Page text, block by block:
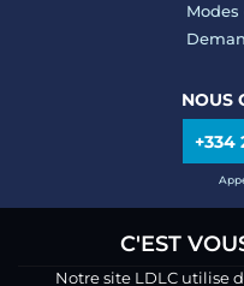
NOUS
+334
C'EST
Notre site LDLC utilise